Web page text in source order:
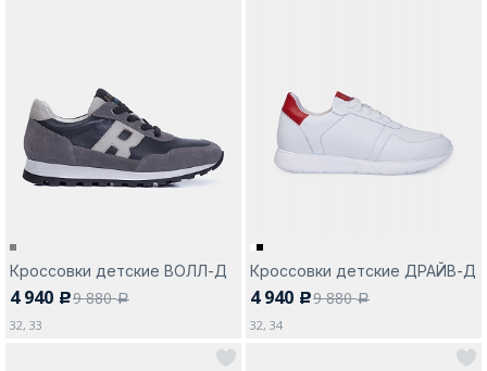
Кроссовки детские ВОЛЛ-Д
4 940 c9 880a
32, 33
Кроссовки детские ДРАЙВ-Д
4 940 c9 880a
32, 34